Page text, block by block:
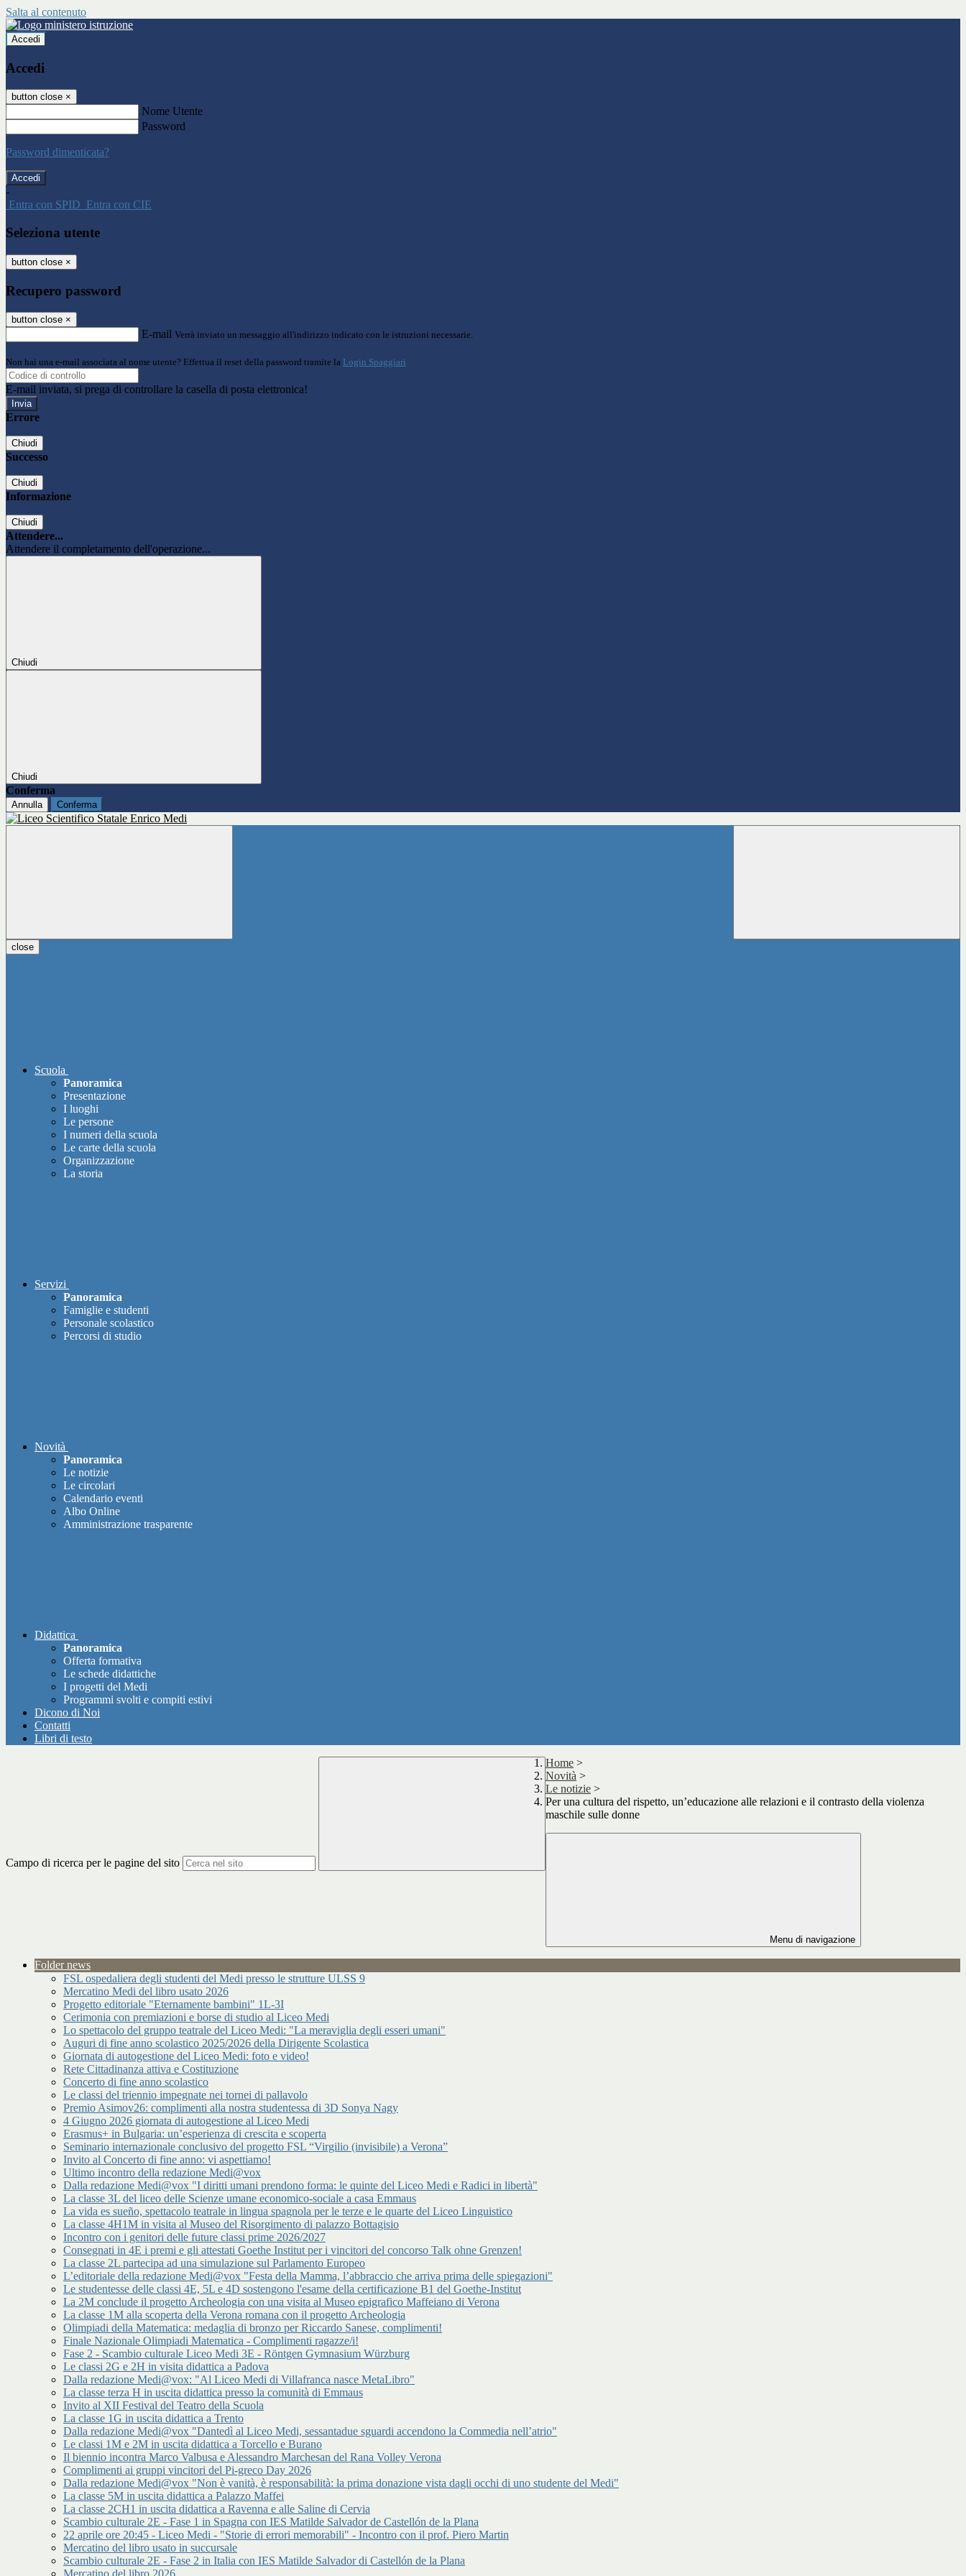
Salta al contenuto
Accedi
Accedi
button close ×
Nome Utente
Password
Password dimenticata?
-
Entra con SPID Entra con CIE
Seleziona utente
button close ×
Recupero password
button close ×
E-mail Verrà inviato un messaggio all'indirizzo indicato con le istruzioni necessarie.
Non hai una e-mail associata al nome utente? Effettua il reset della password tramite la Login Spaggiari
E-mail inviata, si prega di controllare la casella di posta elettronica!
Errore
Chiudi
Successo
Chiudi
Informazione
Chiudi
Attendere...
Attendere il completamento dell'operazione...
Chiudi
Chiudi
Conferma
Annulla Conferma
close
Scuola
Panoramica
Presentazione
I luoghi
Le persone
I numeri della scuola
Le carte della scuola
Organizzazione
La storia
Servizi
Panoramica
Famiglie e studenti
Personale scolastico
Percorsi di studio
Novità
Panoramica
Le notizie
Le circolari
Calendario eventi
Albo Online
Amministrazione trasparente
Didattica
Panoramica
Offerta formativa
Le schede didattiche
I progetti del Medi
Programmi svolti e compiti estivi
Dicono di Noi
Contatti
Libri di testo
Campo di ricerca per le pagine del sito
Home >
Novità >
Le notizie >
Per una cultura del rispetto, un’educazione alle relazioni e il contrasto della violenza
maschile sulle donne
Menu di navigazione
Folder news
FSL ospedaliera degli studenti del Medi presso le strutture ULSS 9
Mercatino Medi del libro usato 2026
Progetto editoriale "Eternamente bambini" 1L-3I
Cerimonia con premiazioni e borse di studio al Liceo Medi
Lo spettacolo del gruppo teatrale del Liceo Medi: "La meraviglia degli esseri umani"
Auguri di fine anno scolastico 2025/2026 della Dirigente Scolastica
Giornata di autogestione del Liceo Medi: foto e video!
Rete Cittadinanza attiva e Costituzione
Concerto di fine anno scolastico
Le classi del triennio impegnate nei tornei di pallavolo
Premio Asimov26: complimenti alla nostra studentessa di 3D Sonya Nagy
4 Giugno 2026 giornata di autogestione al Liceo Medi
Erasmus+ in Bulgaria: un’esperienza di crescita e scoperta
Seminario internazionale conclusivo del progetto FSL “Virgilio (invisibile) a Verona”
Invito al Concerto di fine anno: vi aspettiamo!
Ultimo incontro della redazione Medi@vox
Dalla redazione Medi@vox "I diritti umani prendono forma: le quinte del Liceo Medi e Radici in libertà"
La classe 3L del liceo delle Scienze umane economico-sociale a casa Emmaus
La vida es sueño, spettacolo teatrale in lingua spagnola per le terze e le quarte del Liceo Linguistico
La classe 4H1M in visita al Museo del Risorgimento di palazzo Bottagisio
Incontro con i genitori delle future classi prime 2026/2027
Consegnati in 4E i premi e gli attestati Goethe Institut per i vincitori del concorso Talk ohne Grenzen!
La classe 2L partecipa ad una simulazione sul Parlamento Europeo
L’editoriale della redazione Medi@vox "Festa della Mamma, l’abbraccio che arriva prima delle spiegazioni"
Le studentesse delle classi 4E, 5L e 4D sostengono l'esame della certificazione B1 del Goethe-Institut
La 2M conclude il progetto Archeologia con una visita al Museo epigrafico Maffeiano di Verona
La classe 1M alla scoperta della Verona romana con il progetto Archeologia
Olimpiadi della Matematica: medaglia di bronzo per Riccardo Sanese, complimenti!
Finale Nazionale Olimpiadi Matematica - Complimenti ragazze/i!
Fase 2 - Scambio culturale Liceo Medi 3E - Röntgen Gymnasium Würzburg
Le classi 2G e 2H in visita didattica a Padova
Dalla redazione Medi@vox: "Al Liceo Medi di Villafranca nasce MetaLibro"
La classe terza H in uscita didattica presso la comunità di Emmaus
Invito al XII Festival del Teatro della Scuola
La classe 1G in uscita didattica a Trento
Dalla redazione Medi@vox "Dantedì al Liceo Medi, sessantadue sguardi accendono la Commedia nell’atrio"
Le classi 1M e 2M in uscita didattica a Torcello e Burano
Il biennio incontra Marco Valbusa e Alessandro Marchesan del Rana Volley Verona
Complimenti ai gruppi vincitori del Pi-greco Day 2026
Dalla redazione Medi@vox "Non è vanità, è responsabilità: la prima donazione vista dagli occhi di uno studente del Medi"
La classe 5M in uscita didattica a Palazzo Maffei
La classe 2CH1 in uscita didattica a Ravenna e alle Saline di Cervia
Scambio culturale 2E - Fase 1 in Spagna con IES Matilde Salvador de Castellón de la Plana
22 aprile ore 20:45 - Liceo Medi - "Storie di errori memorabili" - Incontro con il prof. Piero Martin
Mercatino del libro usato in succursale
Scambio culturale 2E - Fase 2 in Italia con IES Matilde Salvador di Castellón de la Plana